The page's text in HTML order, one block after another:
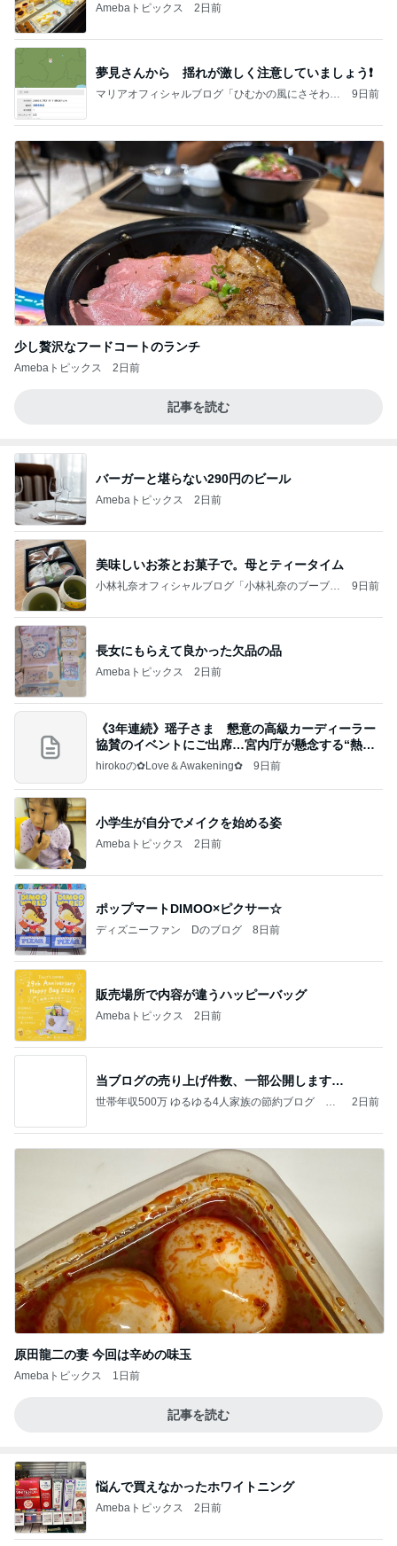
Amebaトピックス 2日前
夢見さんから 揺れが激しく注意していましょう❗️
マリアオフィシャルブログ「ひむかの風にさそわれ
9日前
少し贅沢なフードコートのランチ
Amebaトピックス 2日前
記事を読む
バーガーと堪らない290円のビール
Amebaトピックス 2日前
美味しいお茶とお菓子で。母とティータイム
小林礼奈オフィシャルブログ「小林礼奈のブーブー
9日前
長女にもらえて良かった欠品の品
Amebaトピックス 2日前
《3年連続》瑶子さま 懇意の高級カーディーラー
協賛のイベントにご出席…宮内庁が懸念する“熱心
すぎ
hirokoの✿Love＆Awakening✿ 9日前
小学生が自分でメイクを始める姿
Amebaトピックス 2日前
ポップマートDIMOO×ピクサー☆
ディズニーファン Dのブログ 8日前
販売場所で内容が違うハッピーバッグ
Amebaトピックス 2日前
当ブログの売り上げ件数、一部公開します…
世帯年収500万 ゆるゆる4人家族の節約ブログ 〜
2日前
原田龍二の妻 今回は辛めの味玉
Amebaトピックス 1日前
記事を読む
悩んで買えなかったホワイトニング
Amebaトピックス 2日前